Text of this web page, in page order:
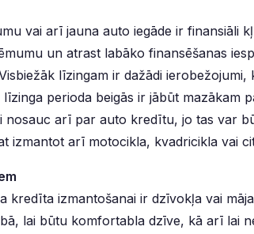
vai arī jauna auto iegāde ir finansiāli
un atrast labāko finansēšanas
līzingam ir dažādi
perioda beigās ir jābūt mazākam
nosauc arī par auto kredītu, jo tas var
izmantot arī motocikla, kvadricikla vai
kredīta izmantošanai ir dzīvokļa vai
lai būtu komfortabla dzīve, kā arī lai